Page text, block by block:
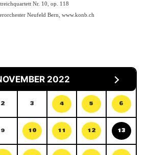
Nr. 10, op. 118
Neufeld Bern, www.konb.ch
2022
2 3 4 5 6
9 10 11 12 13